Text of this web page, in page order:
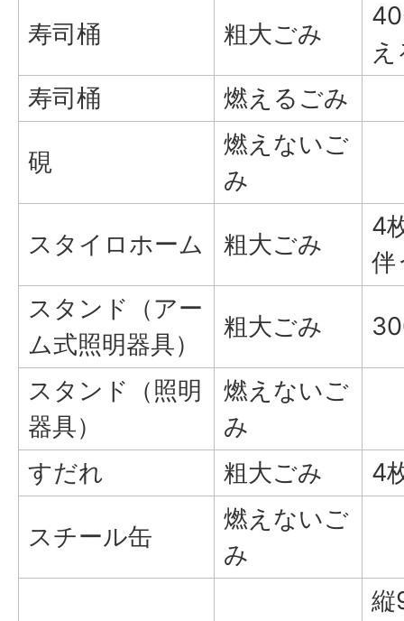
寿司桶 粗大ごみ
寿司桶
燃えるごみ
硯
燃えないご
み
スタイロホーム 粗大ごみ
4
伴
スタンド（アー
ム式照明器具）
粗大ごみ
スタンド（照明
器具）
燃えないご
み
すだれ
粗大ごみ 4
スチール缶
燃えないご
み
縦